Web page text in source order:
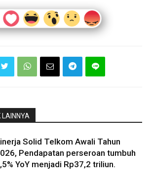
LAINNYA
Solid Telkom Awali Tahun
Pendapatan perseroan tumbuh
YoY menjadi Rp37,2 triliun.